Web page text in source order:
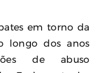
em torno da
longo dos anos
de abuso